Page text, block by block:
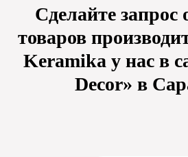
Сделайте запрос
товаров
Keramika у нас в
Decor» в